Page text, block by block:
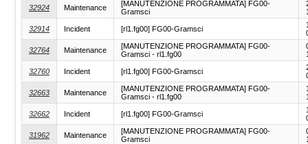
32924 Maintenance
[MANUTENZIONE PROGRAMMATA] FG00-
Gramsci
32914 Incident [rl1.fg00] FG00-Gramsci
32764 Maintenance
[MANUTENZIONE PROGRAMMATA] FG00-
Gramsci - rl1.fg00
32760 Incident [rl1.fg00] FG00-Gramsci
32663 Maintenance
[MANUTENZIONE PROGRAMMATA] FG00-
Gramsci - rl1.fg00
32662 Incident [rl1.fg00] FG00-Gramsci
31962 Maintenance
[MANUTENZIONE PROGRAMMATA] FG00-
Gramsci